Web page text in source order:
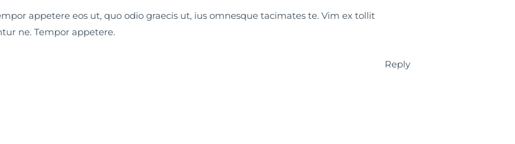
appetere eos ut, quo odio graecis ut, ius omnesque tacimates te. Vim ex tollit
ne. Tempor appetere.
Reply